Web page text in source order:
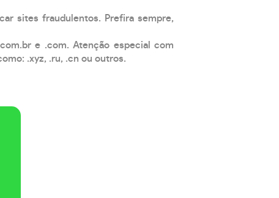
sites fraudulentos. Prefira sempre,
e .com. Atenção especial com
.xyz, .ru, .cn ou outros.